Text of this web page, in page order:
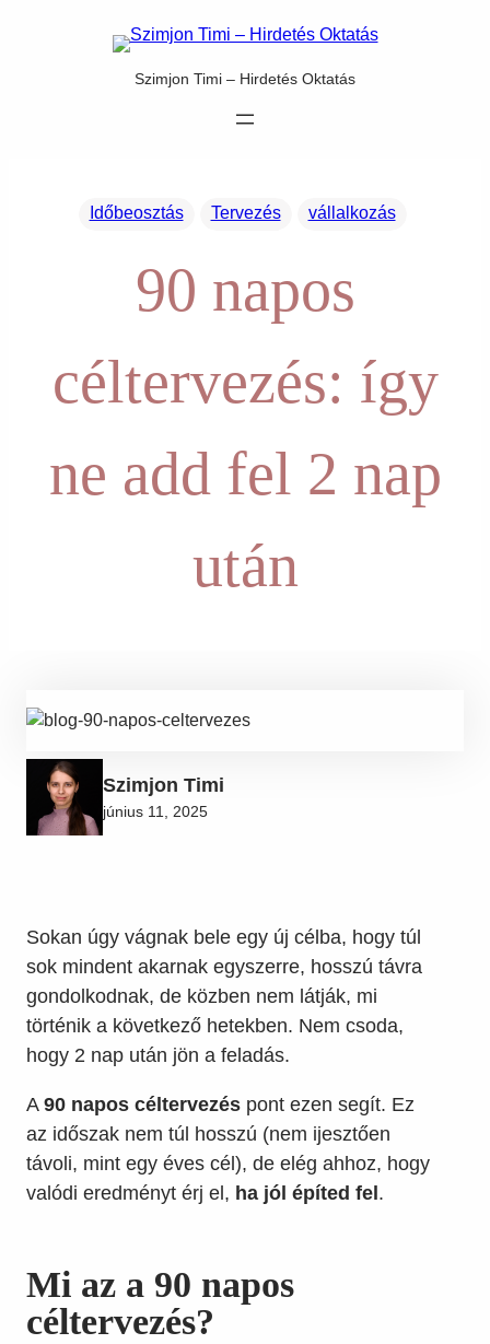
Szimjon Timi – Hirdetés Oktatás
Időbeosztás Tervezés vállalkozás
90 napos
céltervezés: így
ne add fel 2 nap
után
Szimjon Timi
június 11, 2025
Sokan úgy vágnak bele egy új célba, hogy túl
sok mindent akarnak egyszerre, hosszú távra
gondolkodnak, de közben nem látják, mi
történik a következő hetekben. Nem csoda,
hogy 2 nap után jön a feladás.
A 90 napos céltervezés pont ezen segít. Ez
az időszak nem túl hosszú (nem ijesztően
távoli, mint egy éves cél), de elég ahhoz, hogy
valódi eredményt érj el, ha jól építed fel .
Mi az a 90 napos
céltervezés?